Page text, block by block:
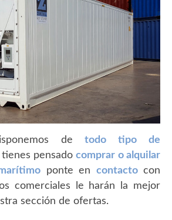
detodo tipo de
tienes pensadocomprar o alquilar
ponte encontactocon
comerciales le harán la mejor
sección de ofertas.